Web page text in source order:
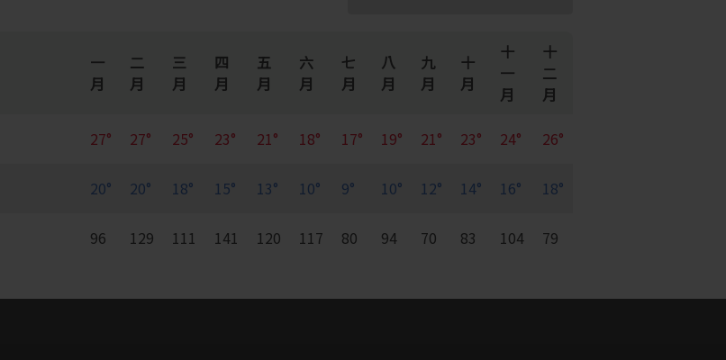
一
月
二
月
三
月
四
月
五
月
六
月
七
月
八
月
九
月
十
月
十
一
月
十
二
月
27° 27° 25° 23° 21° 18° 17° 19° 21° 23° 24° 26°
20° 20° 18° 15° 13° 10° 9° 10° 12° 14° 16° 18°
96 129 111 141 120 117 80 94 70 83 104 79